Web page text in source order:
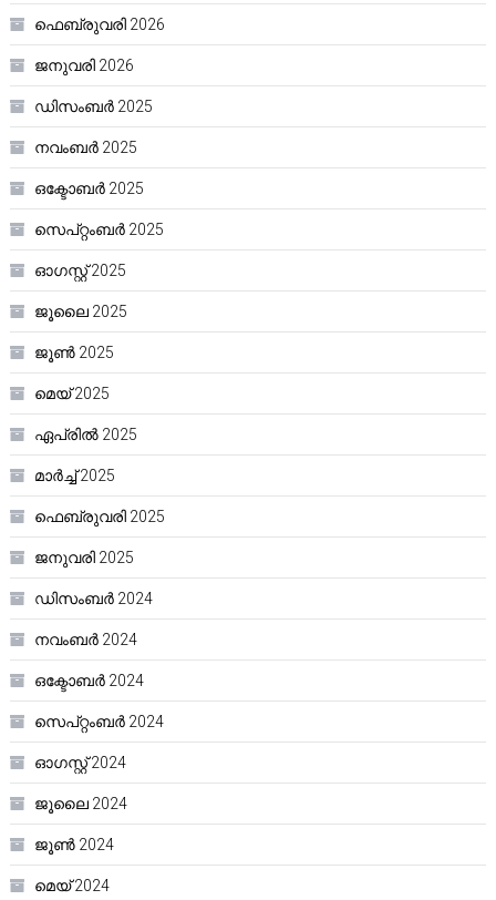
ഫെബ്രുവരി 2026
ജനുവരി 2026
ഡിസംബർ 2025
നവംബർ 2025
ഒക്ടോബർ 2025
സെപ്റ്റംബർ 2025
ഓഗസ്റ്റ്‌ 2025
ജൂലൈ 2025
ജൂൺ 2025
മെയ്‌ 2025
ഏപ്രിൽ 2025
മാർച്ച്‌ 2025
ഫെബ്രുവരി 2025
ജനുവരി 2025
ഡിസംബർ 2024
നവംബർ 2024
ഒക്ടോബർ 2024
സെപ്റ്റംബർ 2024
ഓഗസ്റ്റ്‌ 2024
ജൂലൈ 2024
ജൂൺ 2024
മെയ്‌ 2024